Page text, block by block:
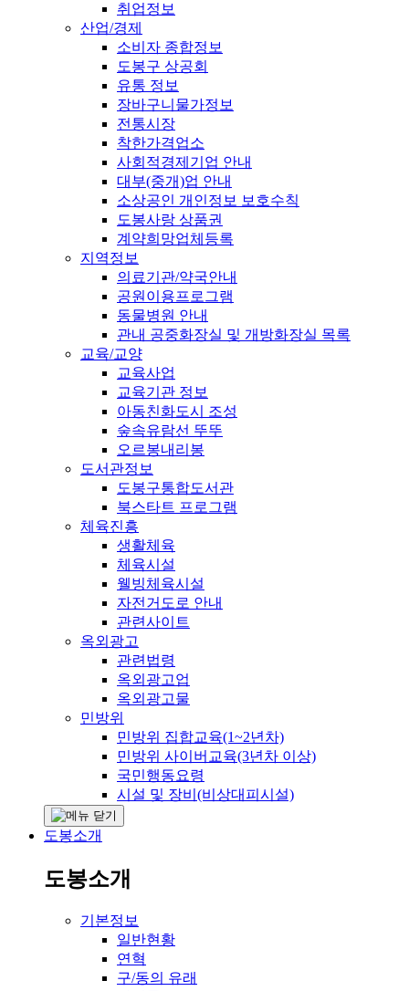
취업정보
산업/경제
소비자 종합정보
도봉구 상공회
유통 정보
장바구니물가정보
전통시장
착한가격업소
사회적경제기업 안내
대부(중개)업 안내
소상공인 개인정보 보호수칙
도봉사랑 상품권
계약희망업체등록
지역정보
의료기관/약국안내
공원이용프로그램
동물병원 안내
관내 공중화장실 및 개방화장실 목록
교육/교양
교육사업
교육기관 정보
아동친화도시 조성
숲속유람선 뚜뚜
오르봉내리봉
도서관정보
도봉구통합도서관
북스타트 프로그램
체육진흥
생활체육
체육시설
웰빙체육시설
자전거도로 안내
관련사이트
옥외광고
관련법령
옥외광고업
옥외광고물
민방위
민방위 집합교육(1~2년차)
민방위 사이버교육(3년차 이상)
국민행동요령
시설 및 장비(비상대피시설)
도봉소개
도봉소개
기본정보
일반현황
연혁
구/동의 유래